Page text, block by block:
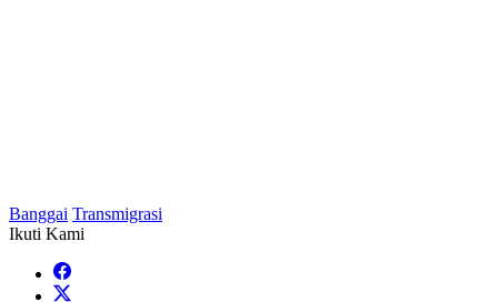
Banggai Transmigrasi
Ikuti Kami